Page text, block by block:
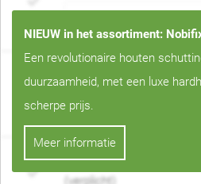
E-mail adres (verplicht)
Wanneer mag de
(verplicht)
NIEUW in het assortiment:
Een revolutionaire houten
duurzaamheid, met een luxe
scherpe prijs.
Meer informatie